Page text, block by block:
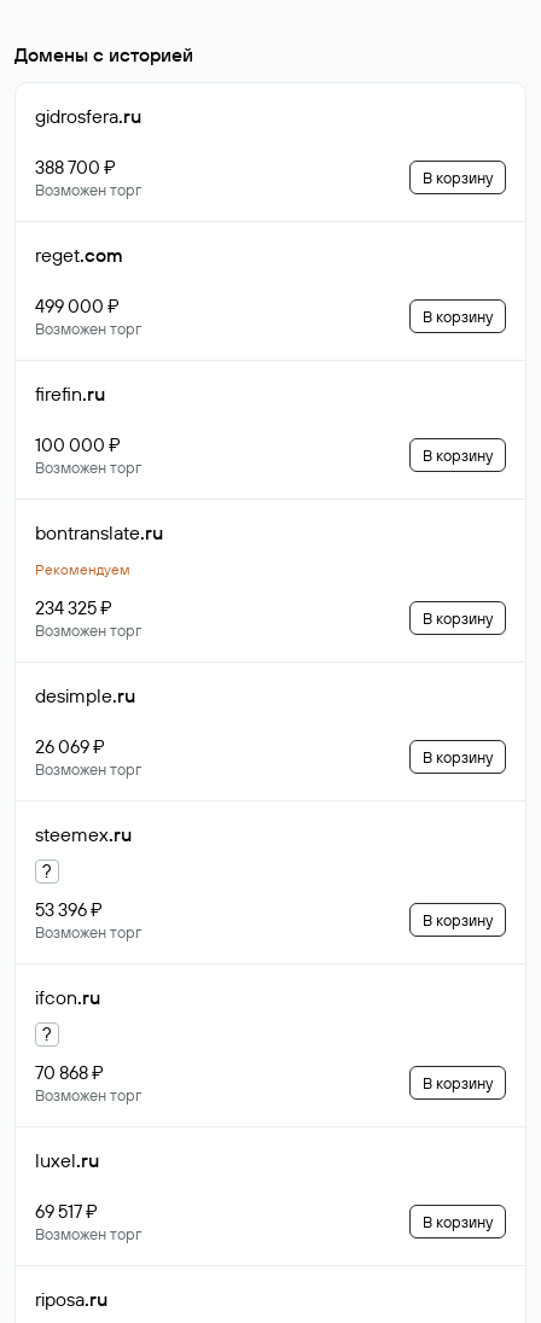
Домены с историей
gidrosfera.ru
388 700 ₽
Возможен торг
В корзину
reget.com
499 000 ₽
Возможен торг
В корзину
firefin.ru
100 000 ₽
Возможен торг
В корзину
bontranslate.ru
Рекомендуем
234 325 ₽
Возможен торг
В корзину
desimple.ru
26 069 ₽
Возможен торг
В корзину
steemex.ru
?
53 396 ₽
Возможен торг
В корзину
ifcon.ru
?
70 868 ₽
Возможен торг
В корзину
luxel.ru
69 517 ₽
Возможен торг
В корзину
riposa.ru